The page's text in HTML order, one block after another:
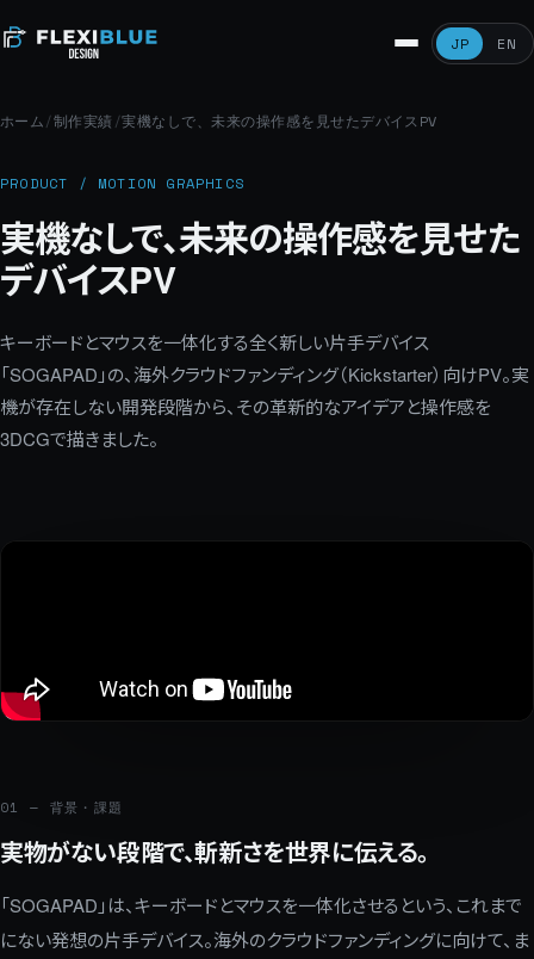
JP EN
ホーム/制作実績 /実機なしで、未来の操作感を見せたデバイスPV
PRODUCT / MOTION GRAPHICS
実機なしで、未来の操作感を見せた
デバイスPV
キーボードとマウスを一体化する全く新しい片手デバイス
「SOGAPAD」の、海外クラウドファンディング（Kickstarter）向けPV。実
機が存在しない開発段階から、その革新的なアイデアと操作感を
3DCGで描きました。
01 — 背景・課題
実物がない段階で、斬新さを世界に伝える。
「SOGAPAD」は、キーボードとマウスを一体化させるという、これまで
にない発想の片手デバイス。海外のクラウドファンディングに向けて、ま